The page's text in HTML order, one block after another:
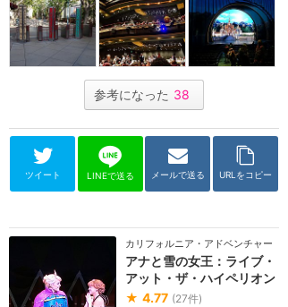
参考になった 38
ツイート LINEで送る メールで送る URLをコピー
カリフォルニア・アドベンチャー
アナと雪の女王：ライブ・
アット・ザ・ハイペリオン
★ 4.77 (27件)